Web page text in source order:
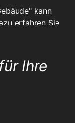
kann
erfahren Sie
Ihre